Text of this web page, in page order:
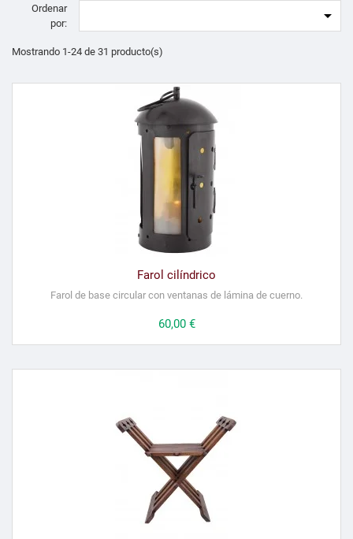
Ordenar
por:

Mostrando 1-24 de 31 producto(s)
Farol cilíndrico
Farol de base circular con ventanas de lámina de cuerno.
Precio
60,00 €